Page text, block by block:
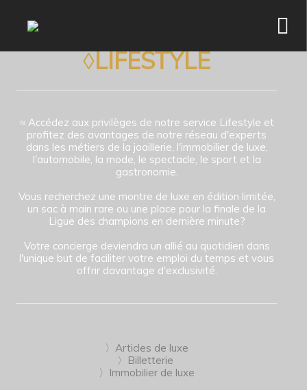
◊LIFESTYLE
≈ Accédez aux privilèges de notre service Lifestyle et
profitez des avantages de notre réseau d'experts
dans les métiers de la joaillerie, l'immobilier de luxe,
l'automobile, la mode, le spectacle, le sport et la
gastronomie.
Vous recherchez une montre de luxe en édition limitée,
un sac à main rare ou une place pour la finale de la
Ligue des champions en dernière minute?
Votre concierge deviendra un allié au quotidien dans
l'unique but de faciliter votre emploi du temps et vous
offrir davantage d'exclusivité.
〉Articles de luxe
〉Billetterie
〉Immobilier de luxe